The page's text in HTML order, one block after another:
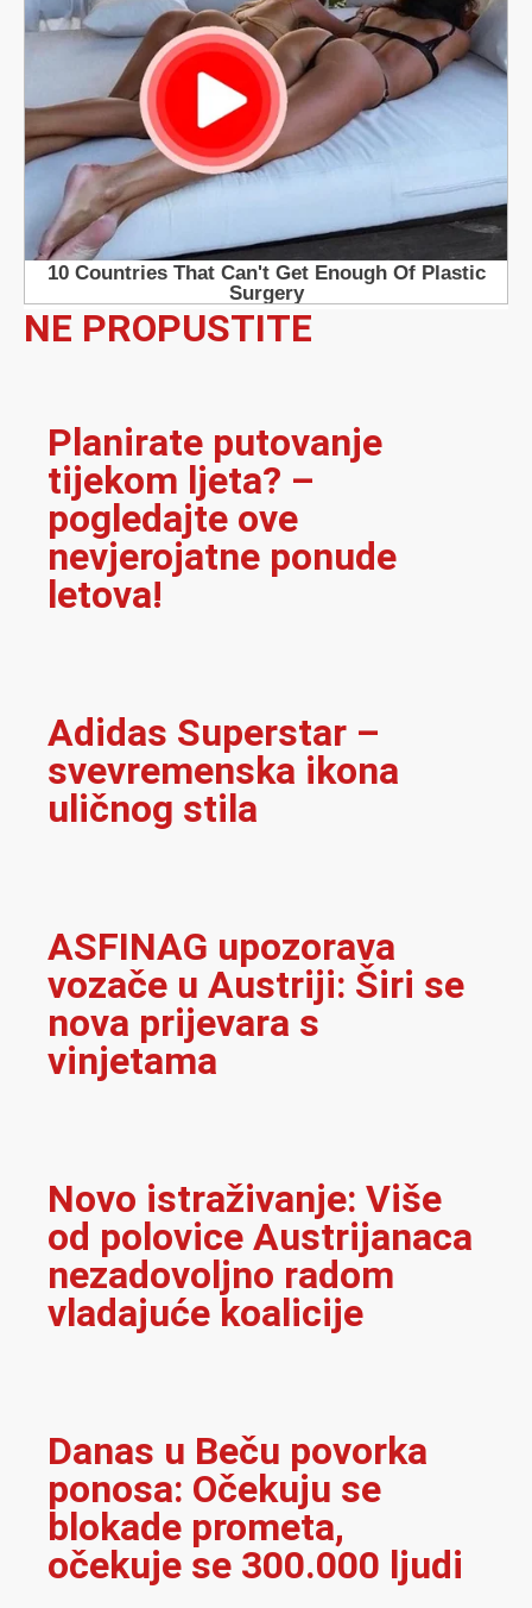
NE PROPUSTITE
Planirate putovanje
tijekom ljeta? –
pogledajte ove
nevjerojatne ponude
letova!
Adidas Superstar –
svevremenska ikona
uličnog stila
ASFINAG upozorava
vozače u Austriji: Širi se
nova prijevara s
vinjetama
Novo istraživanje: Više
od polovice Austrijanaca
nezadovoljno radom
vladajuće koalicije
Danas u Beču povorka
ponosa: Očekuju se
blokade prometa,
očekuje se 300.000 ljudi